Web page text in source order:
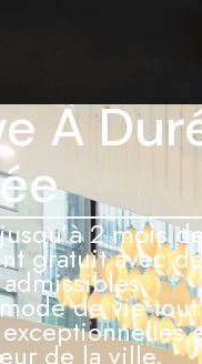
À
2 mois
gratuit avec
de vie
de la ville.